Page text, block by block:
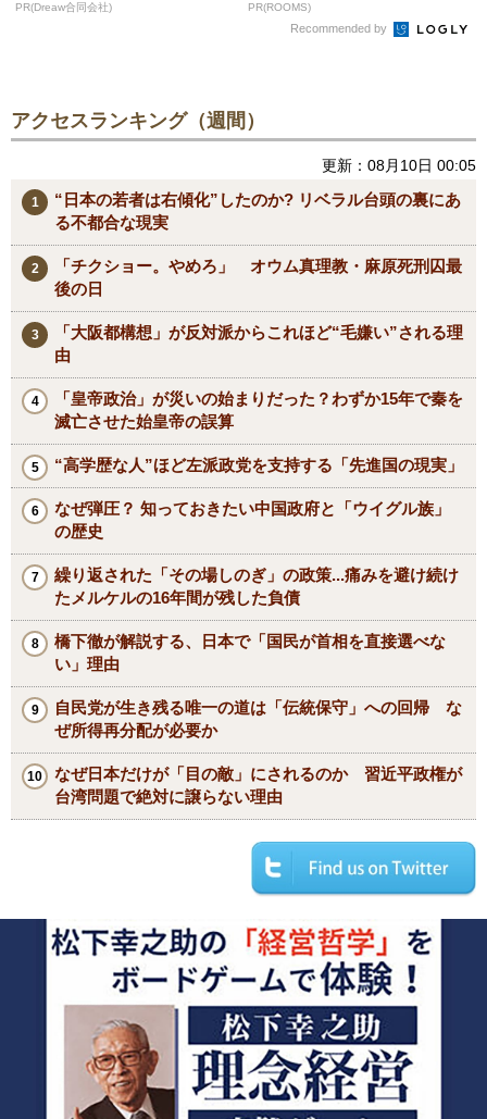
PR(Dreaw合同会社) PR(ROOMS)
Recommended by
アクセスランキング（週間）
更新：08月10日 00:05
“日本の若者は右傾化”したのか? リベラル台頭の裏にあ
る不都合な現実
「チクショー。やめろ」 オウム真理教・麻原死刑囚最
後の日
「大阪都構想」が反対派からこれほど“毛嫌い”される理
由
「皇帝政治」が災いの始まりだった？わずか15年で秦を
滅亡させた始皇帝の誤算
“高学歴な人”ほど左派政党を支持する「先進国の現実」
なぜ弾圧？ 知っておきたい中国政府と「ウイグル族」
の歴史
繰り返された「その場しのぎ」の政策...痛みを避け続け
たメルケルの16年間が残した負債
橋下徹が解説する、日本で「国民が首相を直接選べな
い」理由
自民党が生き残る唯一の道は「伝統保守」への回帰 な
ぜ所得再分配が必要か
なぜ日本だけが「目の敵」にされるのか 習近平政権が
台湾問題で絶対に譲らない理由